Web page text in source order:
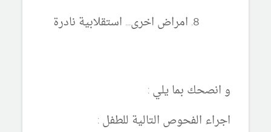
امراض اخرى... استقلابية نادرة
و انصحك بما يلي :
اجراء الفحوص التالية للطفل :